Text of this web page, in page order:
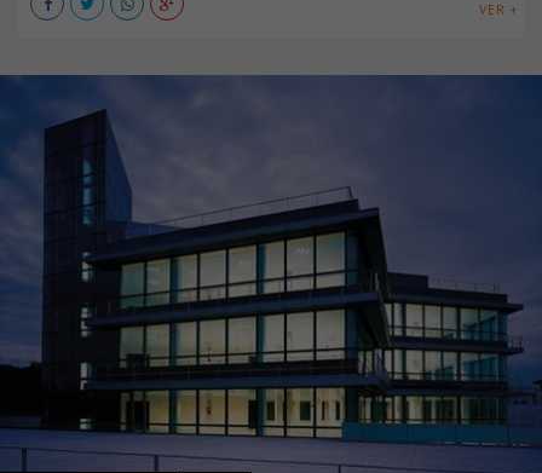
VER +